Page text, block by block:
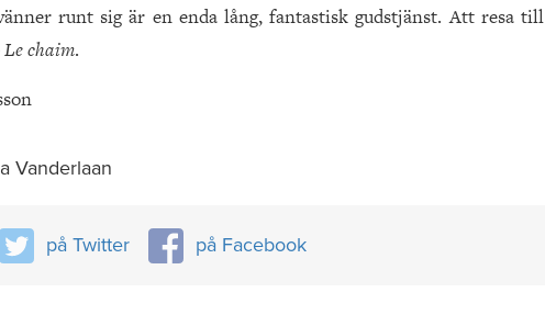
runt sig är en enda lång, fantastisk gudstjänst. Att resa till
Le chaim.
Vanderlaan
på Twitter på Facebook